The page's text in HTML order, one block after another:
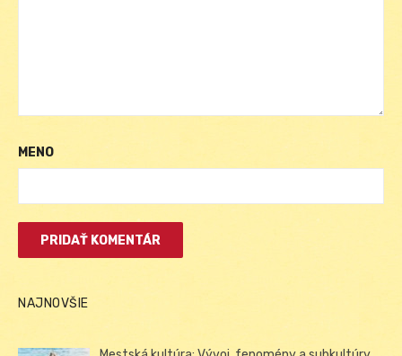
MENO
NAJNOVŠIE